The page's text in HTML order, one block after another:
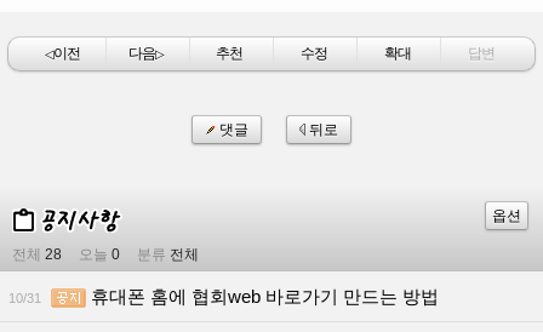
◁이전 다음▷ 추천 수정 확대 답변
댓글 뒤로
옵션
전체 28 오늘 0 분류 전체
10/31 휴대폰 홈에 협회web 바로가기 만드는 방법